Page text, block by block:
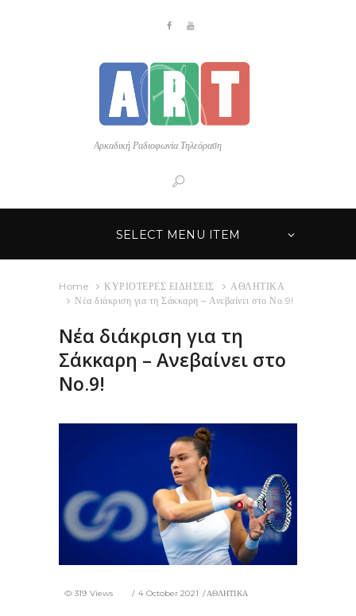
Αρκαδική Ραδιοφωνία Τηλεόραση
SELECT MENU ITEM
Home ΚΥΡΙΟΤΕΡΕΣ ΕΙΔΗΣΕΙΣ
ΑΘΛΗΤΙΚΑ
Νέα διάκριση για τη Σάκκαρη – Ανεβαίνει στο Νο.9!
Νέα διάκριση για τη
Σάκκαρη – Ανεβαίνει στο
Νο.9!
4 October 2021 ΑΘΛΗΤΙΚΑ
319 Views